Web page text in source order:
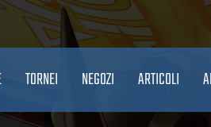
TORNEI NEGOZI ARTICOLI